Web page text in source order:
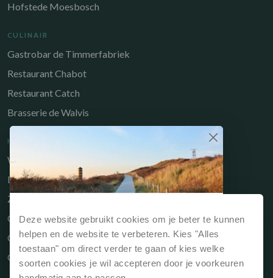
Deze website gebruikt cookies om je beter te kunnen
helpen en de website te verbeteren. Kies "Alles
toestaan" om direct verder te gaan of kies welke
soorten cookies je wil accepteren door je voorkeuren
Waarom direct boeken?
Reserveert je jouw verblijf via onze website of
rechtstreeks bij de receptie dan is dit altijd het
voordeligst
Hofstede Moesbosch
CULINAIR
Gastrobar de Timmerfabriek
Restaurant Chabot
Restaurant Catch
Brasserie de Walvis
HANDIGE LINKS
Werken bij
Long-Stay
Zakelijk
Owners Portal
Cadeaubon
Contact